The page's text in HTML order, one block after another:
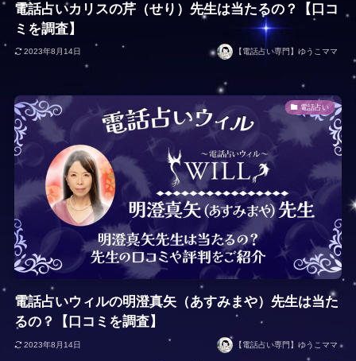
電話占いカリスの芹（せり）先生は当たるの？【口コ
ミを調査】
2023年8月14日 【電話占い専門】ゆうこママ
電話占い
電話占いウィルの明澄真矢（あすみまや）先生は当た
るの？【口コミを調査】
2023年8月14日 【電話占い専門】ゆうこママ